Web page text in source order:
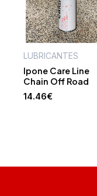
LUBRICANTES
Ipone Care Line
Chain Off Road
14.46€